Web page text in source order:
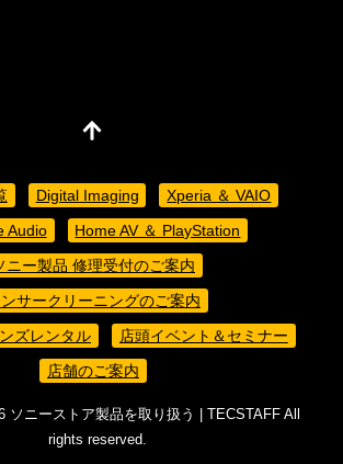
Digital Imaging
Xperia ＆ VAIO
Audio
Home AV ＆ PlayStation
ニー製品 修理受付のご案内
サークリーニングのご案内
ズレンタル
店頭イベント＆セミナー
店舗のご案内
ソニーストア製品を取り扱う | TECSTAFF All
rights reserved.